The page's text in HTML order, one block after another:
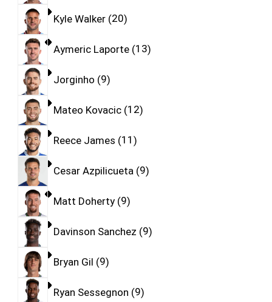
Kyle Walker 20
Aymeric Laporte 13
Jorginho 9
Mateo Kovacic 12
Reece James 11
Cesar Azpilicueta 9
Matt Doherty 9
Davinson Sanchez 9
Bryan Gil 9
Ryan Sessegnon 9